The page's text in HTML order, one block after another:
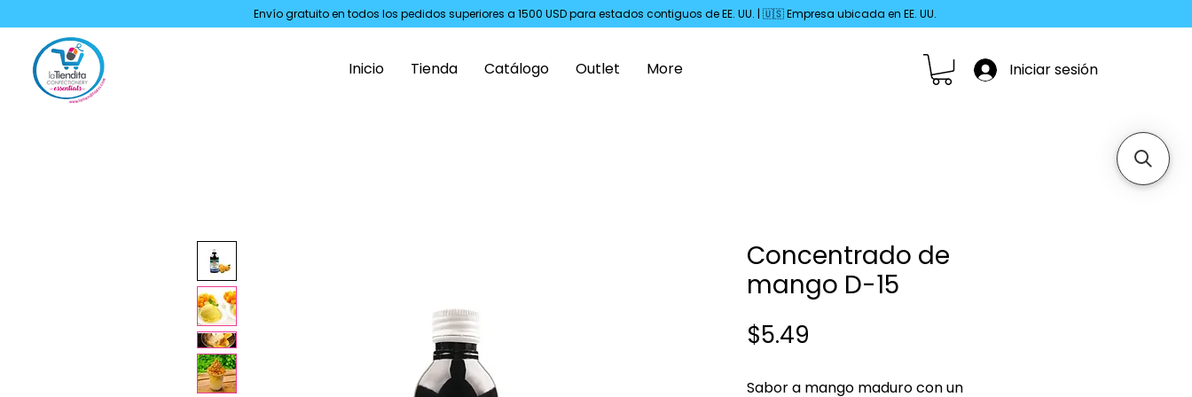
Inicio Tienda Catálogo Outlet More Iniciar sesión
Envío gratuito en todos los pedidos superiores a 1500 USD para estados contiguos de EE. UU. | 🇺🇸 Empresa ubicada en EE. UU.
Concentrado de
mango D-15
$5.49
Sabor a mango maduro con un